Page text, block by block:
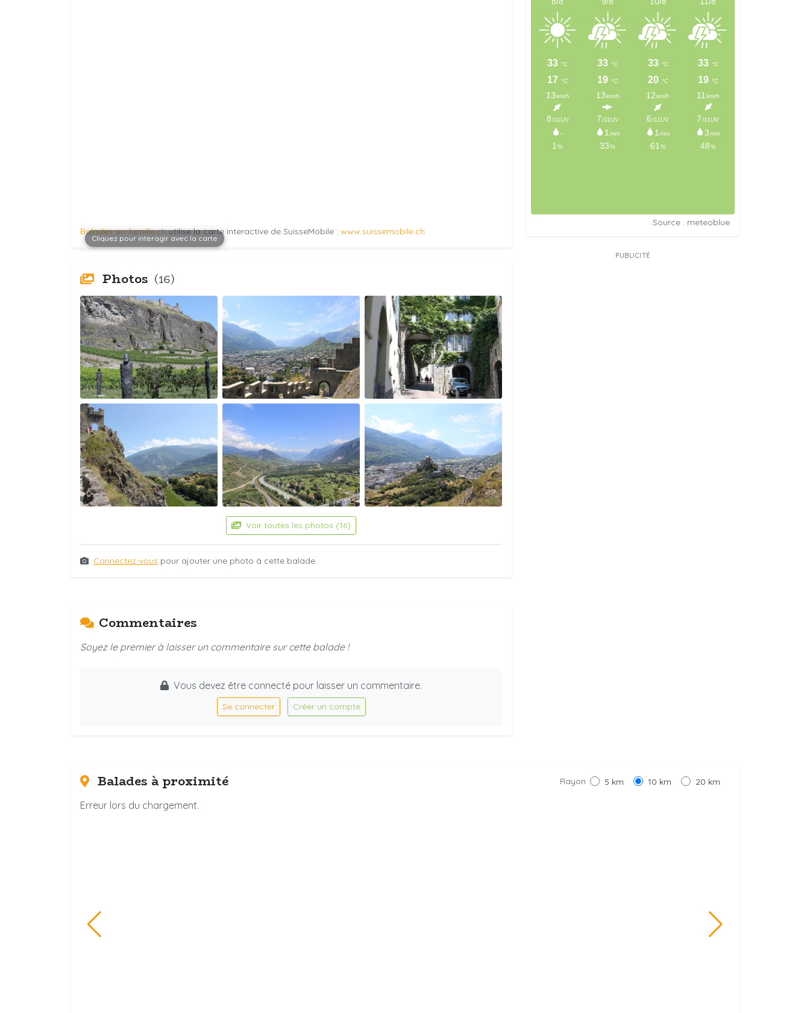
Cliquez pour interagir avec la carte
Balades-en-famille.chutilise la carte interactive de SuisseMobile : www.suissemobile.ch
Photos (16)
Voir toutes les photos (16)
Connectez-vous pour ajouter une photo à cette balade.
Source : meteoblue
PUBLICITÉ
Commentaires
Soyez le premier à laisser un commentaire sur cette balade !
Vous devez être connecté pour laisser un commentaire.
Se connecter Créer un compte
Balades à proximité Rayon : 5 km 10 km 20 km
Erreur lors du chargement.